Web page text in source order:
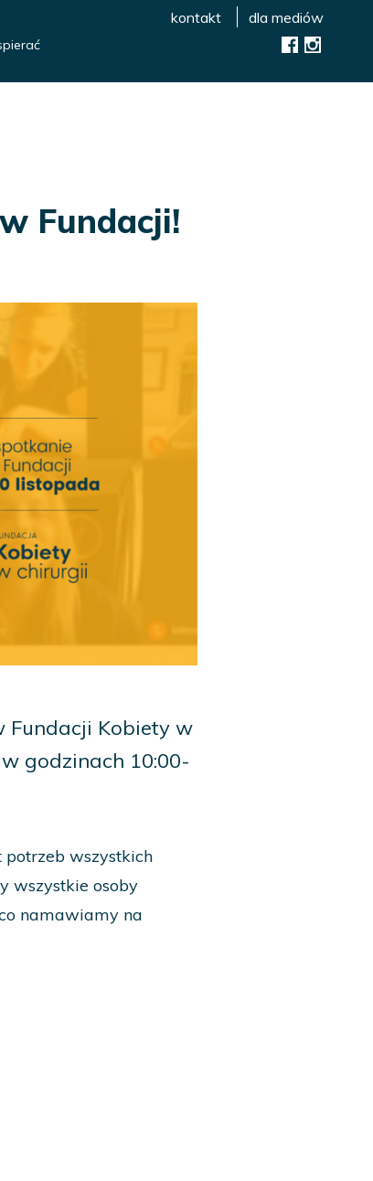
kontakt dla mediów
Fundacji!
Fundacji Kobiety w
godzinach 10:00-
wszystkich
wszystkie osoby
namawiamy na